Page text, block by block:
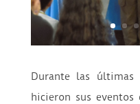
Durante las últimas
hicieron sus eventos